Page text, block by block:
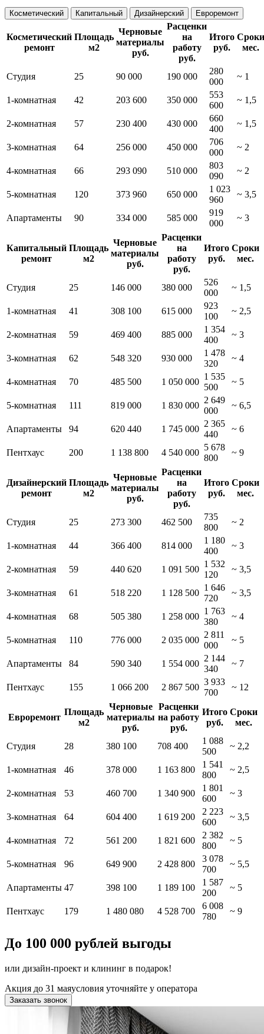
Косметический Капитальный Дизайнерский Евроремонт
Косметический
ремонт
Площадь
м2
Черновые
материалы
руб.
Расценки
на
работу
руб.
Итого
руб.
Сроки
мес.
Студия 25 90 000 190 000
280
000
~ 1
1-комнатная 42 203 600 350 000
553
600
~ 1,5
2-комнатная 57 230 400 430 000
660
400
~ 1,5
3-комнатная 64 256 000 450 000
706
000
~ 2
4-комнатная 66 293 090 510 000
803
090
~ 2
5-комнатная 120 373 960 650 000
1 023
960
~ 3,5
Апартаменты 90 334 000 585 000
919
000
~ 3
Капитальный
ремонт
Площадь
м2
Черновые
материалы
руб.
Расценки
на
работу
руб.
Итого
руб.
Сроки
мес.
Студия 25 146 000 380 000
526
000
~ 1,5
1-комнатная 41 308 100 615 000
923
100
~ 2,5
2-комнатная 59 469 400 885 000
1 354
400
~ 3
3-комнатная 62 548 320 930 000
1 478
320
~ 4
4-комнатная 70 485 500 1 050 000
1 535
500
~ 5
5-комнатная 111 819 000 1 830 000
2 649
000
~ 6,5
Апартаменты 94 620 440 1 745 000
2 365
440
~ 6
Пентхаус 200 1 138 800 4 540 000
5 678
800
~ 9
Дизайнерский
ремонт
Площадь
м2
Черновые
материалы
руб.
Расценки
на
работу
руб.
Итого
руб.
Сроки
мес.
Студия 25 273 300 462 500
735
800
~ 2
1-комнатная 44 366 400 814 000
1 180
400
~ 3
2-комнатная 59 440 620 1 091 500
1 532
120
~ 3,5
3-комнатная 61 518 220 1 128 500
1 646
720
~ 3,5
4-комнатная 68 505 380 1 258 000
1 763
380
~ 4
5-комнатная 110 776 000 2 035 000
2 811
000
~ 5
Апартаменты 84 590 340 1 554 000
2 144
340
~ 7
Пентхаус 155 1 066 200 2 867 500
3 933
700
~ 12
Евроремонт
Площадь
м2
Черновые
материалы
руб.
Расценки
на работу
руб.
Итого
руб.
Сроки
мес.
Студия 28 380 100 708 400
1 088
500
~ 2,2
1-комнатная 46 378 000 1 163 800
1 541
800
~ 2,5
2-комнатная 53 460 700 1 340 900
1 801
600
~ 3
3-комнатная 64 604 400 1 619 200
2 223
600
~ 3,5
4-комнатная 72 561 200 1 821 600
2 382
800
~ 5
5-комнатная 96 649 900 2 428 800
3 078
700
~ 5,5
Апартаменты 47 398 100 1 189 100
1 587
200
~ 5
Пентхаус 179 1 480 080 4 528 700
6 008
780
~ 9
До 100 000 рублей выгоды
или дизайн-проект и клининг в подарок!
Акция до 31 маяусловия уточняйте у оператора
Заказать звонок